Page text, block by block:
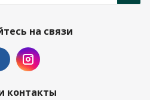
на связи
контакты